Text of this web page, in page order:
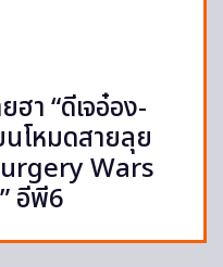
ฮา “ดีเจอ๋อง-
โหมดสายลุย
Wars
อีพี6